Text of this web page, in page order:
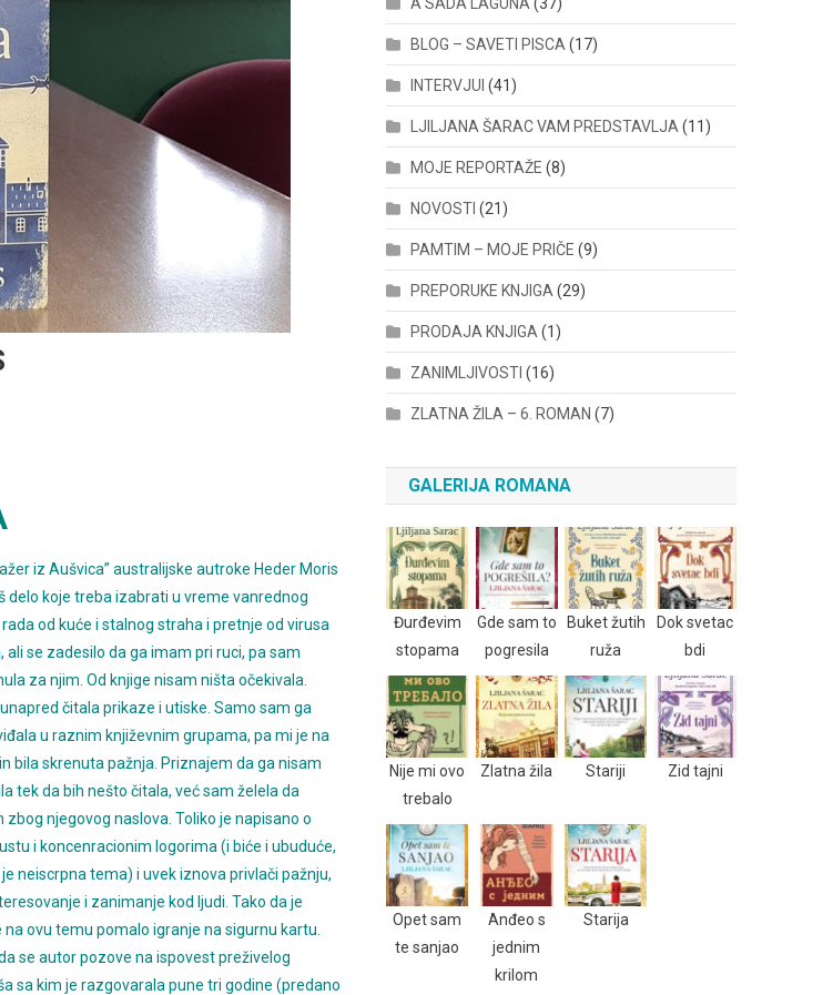
iz Aušvica” australijske autroke Heder Moris
delo koje treba izabrati u vreme vanrednog
od kuće i stalnog straha i pretnje od virusa
ali se zadesilo da ga imam pri ruci, pa sam
za njim. Od knjige nisam ništa očekivala.
čitala prikaze i utiske. Samo sam ga
u raznim književnim grupama, pa mi je na
bila skrenuta pažnja. Priznajem da ga nisam
tek da bih nešto čitala, već sam želela da
zbog njegovog naslova. Toliko je napisano o
i koncenracionim logorima (i biće i ubuduće,
neiscrpna tema) i uvek iznova privlači pažnju,
i zanimanje kod ljudi. Tako da je
na ovu temu pomalo igranje na sigurnu kartu.
se autor pozove na ispovest preživelog
sa kim je razgovarala pune tri godine (predano
BLOG – SAVETI PISCA (17)
INTERVJUI (41)
LJILJANA ŠARAC VAM PREDSTAVLJA (11)
MOJE REPORTAŽE (8)
NOVOSTI (21)
PAMTIM – MOJE PRIČE (9)
PREPORUKE KNJIGA (29)
PRODAJA KNJIGA (1)
ZANIMLJIVOSTI (16)
ZLATNA ŽILA – 6. ROMAN (7)
GALERIJA ROMANA
Đurđevim
stopama
Gde sam to
pogresila
Buket žutih
ruža
Dok svetac
bdi
Nije mi ovo
trebalo
Zlatna žila Stariji Zid tajni
Opet sam
te sanjao
Anđeo s
jednim
krilom
Starija